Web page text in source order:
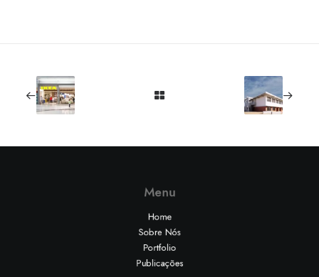
Menu
Home
Sobre Nós
Portfolio
Publicações